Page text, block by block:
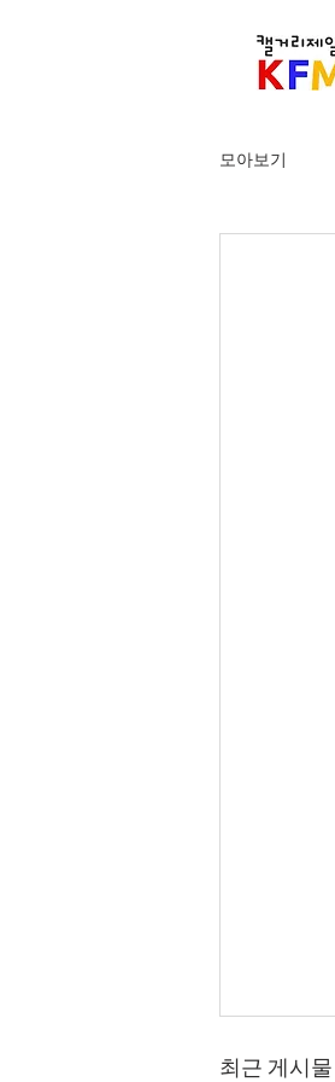
모아보기
최근 게시물